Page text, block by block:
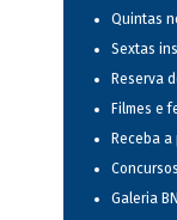
Quintas
Sextas
Reserva
Filmes e
Receba
Galeria